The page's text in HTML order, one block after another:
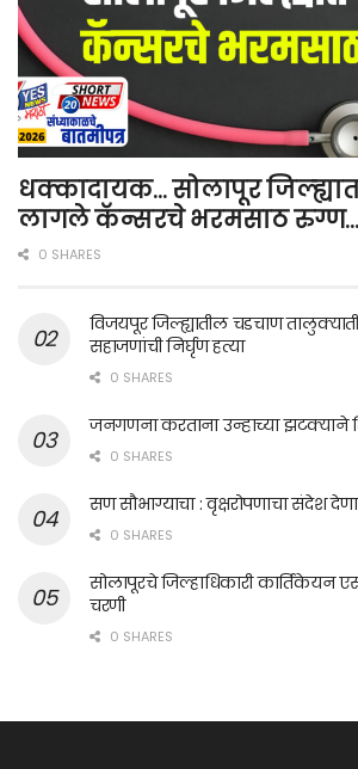
धक्कादायक… सोलापूर
लागले कॅन्सरचे भरमसाठ
0 SHARES
विजयपूर जिल्ह्यातील चडचाण
सहाजणांची निर्घृण हत्या
0 SHARES
जनगणना करताना उन्हाच्या झटक्याने
0 SHARES
सण सौभाग्याचा : वृक्षरोपणाचा संदेश
0 SHARES
सोलापूरचे जिल्हाधिकारी कार्तिकेयन
चरणी
0 SHARES